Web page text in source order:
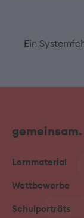
Ein
Lernmaterial
Wettbewerbe
Schulporträts